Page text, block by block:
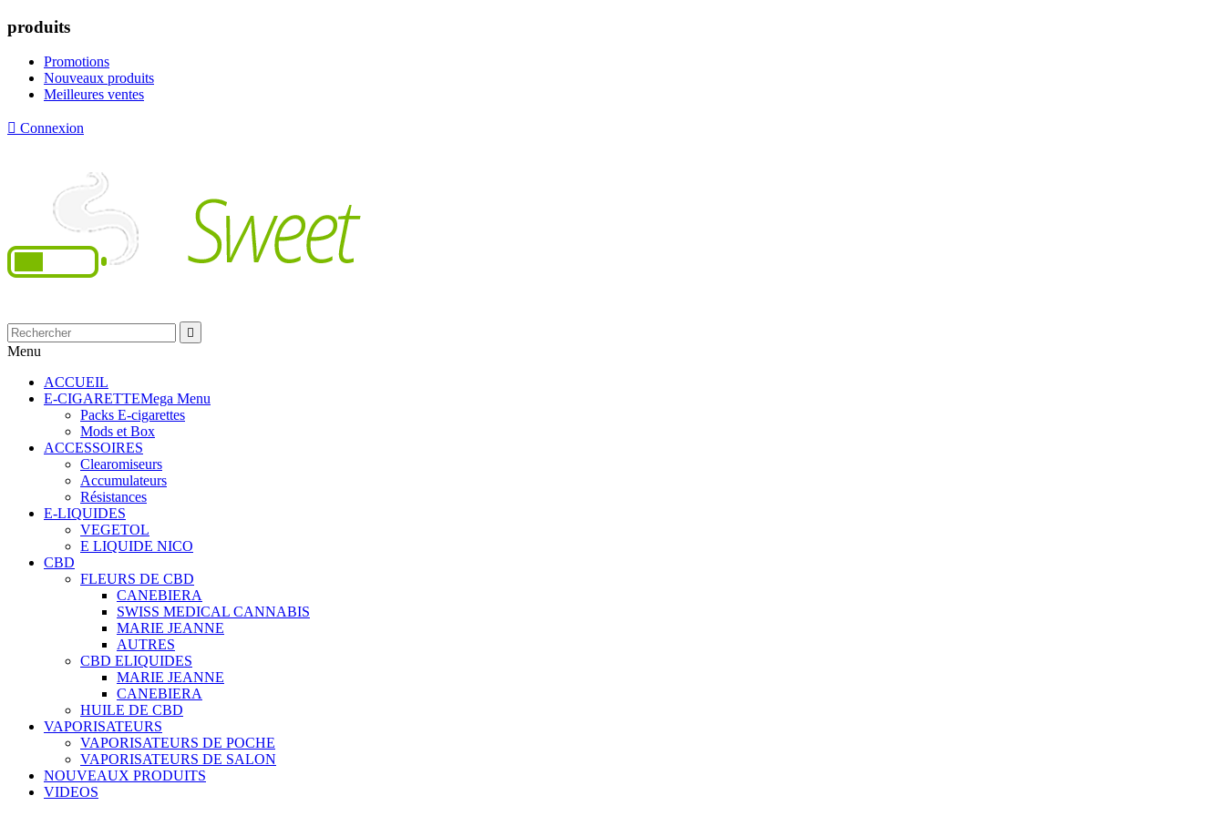
produits
Promotions
Nouveaux produits
Meilleures ventes
 Connexion

Menu
ACCUEIL
E-CIGARETTEMega Menu
Packs E-cigarettes
Mods et Box
ACCESSOIRES
Clearomiseurs
Accumulateurs
Résistances
E-LIQUIDES
VEGETOL
E LIQUIDE NICO
CBD
FLEURS DE CBD
CANEBIERA
SWISS MEDICAL CANNABIS
MARIE JEANNE
AUTRES
CBD ELIQUIDES
MARIE JEANNE
CANEBIERA
HUILE DE CBD
VAPORISATEURS
VAPORISATEURS DE POCHE
VAPORISATEURS DE SALON
NOUVEAUX PRODUITS
VIDEOS